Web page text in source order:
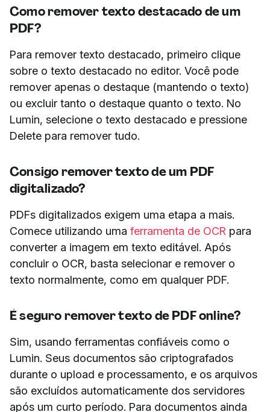
Como remover texto destacado de um
PDF?
Para remover texto destacado, primeiro clique
sobre o texto destacado no editor. Você pode
remover apenas o destaque (mantendo o texto)
ou excluir tanto o destaque quanto o texto. No
Lumin, selecione o texto destacado e pressione
Delete para remover tudo.
Consigo remover texto de um PDF
digitalizado?
PDFs digitalizados exigem uma etapa a mais.
Comece utilizando uma ferramenta de OCR para
converter a imagem em texto editável. Após
concluir o OCR, basta selecionar e remover o
texto normalmente, como em qualquer PDF.
É seguro remover texto de PDF online?
Sim, usando ferramentas confiáveis como o
Lumin. Seus documentos são criptografados
durante o upload e processamento, e os arquivos
são excluídos automaticamente dos servidores
após um curto período. Para documentos ainda